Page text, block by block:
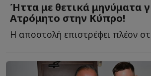
Ήττα με θετικά μηνύματα
Ατρόμητο στην Κύπρο!